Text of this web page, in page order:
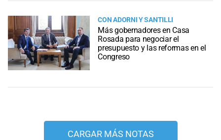
CON ADORNI Y SANTILLI
Más gobernadores en Casa
Rosada para negociar el
presupuesto y las reformas en el
Congreso
CARGAR MÁS NOTAS